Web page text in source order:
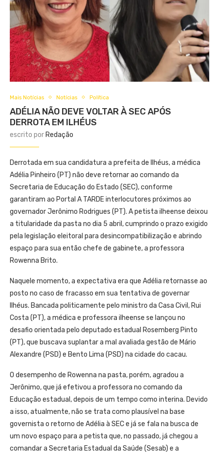
Mais Notícias Notícias Política
ADÉLIA NÃO DEVE VOLTAR À SEC APÓS
DERROTA EM ILHÉUS
escrito por Redação
Derrotada em sua candidatura a prefeita de Ilhéus, a médica
Adélia Pinheiro (PT) não deve retornar ao comando da
Secretaria de Educação do Estado (SEC), conforme
garantiram ao Portal A TARDE interlocutores próximos ao
governador Jerônimo Rodrigues (PT). A petista ilheense deixou
a titularidade da pasta no dia 5 abril, cumprindo o prazo exigido
pela legislação eleitoral para desincompatibilização e abrindo
espaço para sua então chefe de gabinete, a professora
Rowenna Brito.
Naquele momento, a expectativa era que Adélia retornasse ao
posto no caso de fracasso em sua tentativa de governar
Ilhéus. Bancada politicamente pelo ministro da Casa Civil, Rui
Costa (PT), a médica e professora ilheense se lançou no
desafio orientada pelo deputado estadual Rosemberg Pinto
(PT), que buscava suplantar a mal avaliada gestão de Mário
Alexandre (PSD) e Bento Lima (PSD) na cidade do cacau.
O desempenho de Rowenna na pasta, porém, agradou a
Jerônimo, que já efetivou a professora no comando da
Educação estadual, depois de um tempo como interina. Devido
a isso, atualmente, não se trata como plausível na base
governista o retorno de Adélia à SEC e já se fala na busca de
um novo espaço para a petista que, no passado, já chegou a
comandar a Secretaria Estadual da Saúde (Sesab) e a